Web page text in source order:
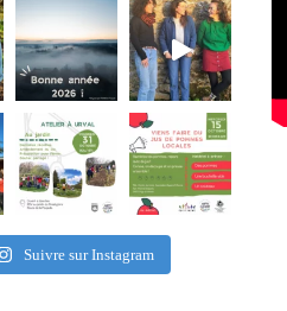
Suivre sur Instagram